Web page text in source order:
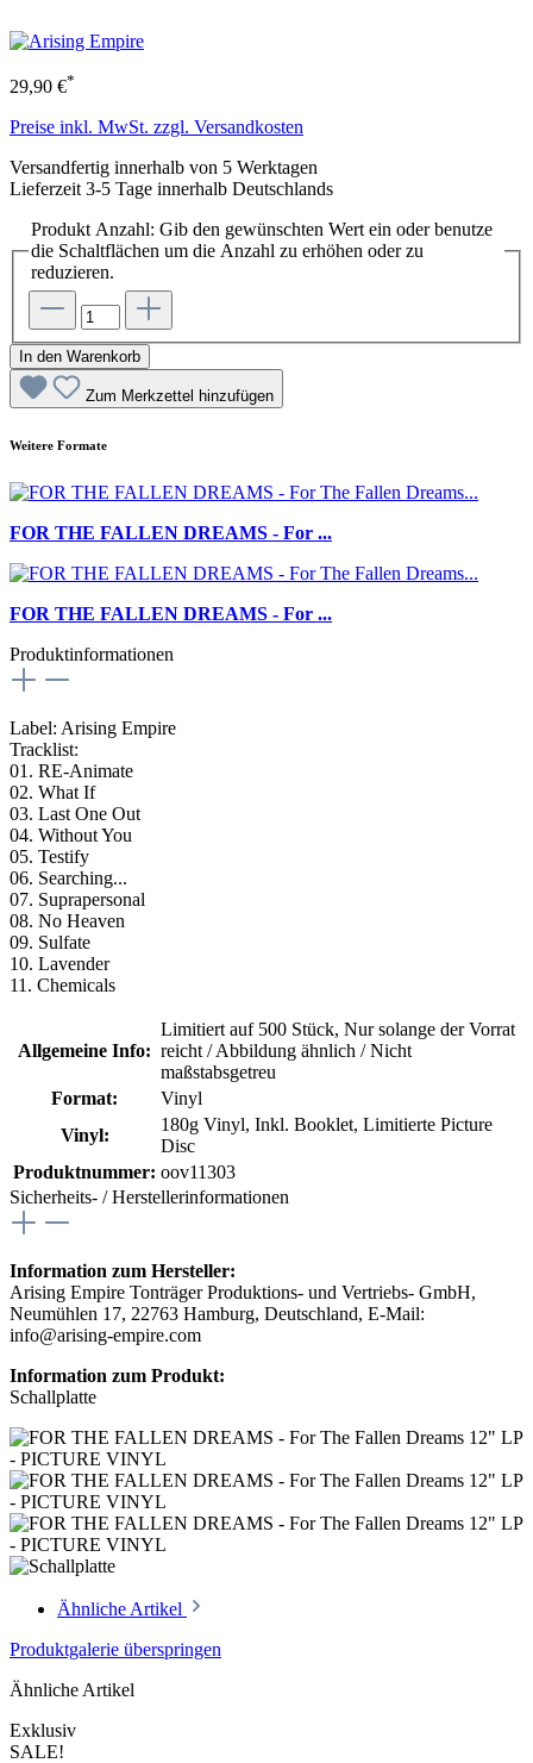
29,90 €*
Preise inkl. MwSt. zzgl. Versandkosten
Versandfertig innerhalb von 5 Werktagen
Lieferzeit 3-5 Tage innerhalb Deutschlands
Produkt Anzahl: Gib den gewünschten Wert ein oder benutze
die Schaltflächen um die Anzahl zu erhöhen oder zu
reduzieren.
In den Warenkorb
Zum Merkzettel hinzufügen
Weitere Formate
FOR THE FALLEN DREAMS - For ...
FOR THE FALLEN DREAMS - For ...
Produktinformationen
Label: Arising Empire
Tracklist:
01. RE-Animate
02. What If
03. Last One Out
04. Without You
05. Testify
06. Searching...
07. Suprapersonal
08. No Heaven
09. Sulfate
10. Lavender
11. Chemicals
Allgemeine Info:
Limitiert auf 500 Stück, Nur solange der Vorrat
reicht / Abbildung ähnlich / Nicht
maßstabsgetreu
Format:
Vinyl
Vinyl:
180g Vinyl, Inkl. Booklet, Limitierte Picture
Disc
Produktnummer: oov11303
Sicherheits- / Herstellerinformationen
Information zum Hersteller:
Arising Empire Tonträger Produktions- und Vertriebs- GmbH,
Neumühlen 17, 22763 Hamburg, Deutschland, E-Mail:
info@arising-empire.com
Information zum Produkt:
Schallplatte
Ähnliche Artikel
Produktgalerie überspringen
Ähnliche Artikel
Exklusiv
SALE!